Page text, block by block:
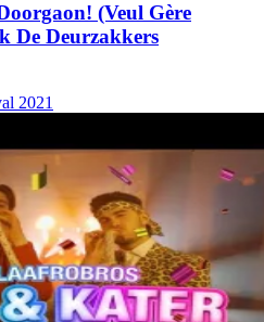
(Veul Gère
De Deurzakkers
2021